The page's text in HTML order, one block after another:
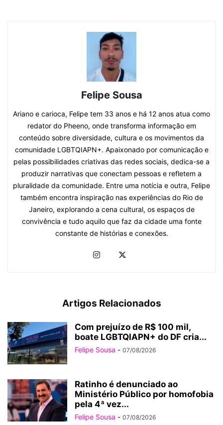
Felipe Sousa
Ariano e carioca, Felipe tem 33 anos e há 12 anos atua como
redator do Pheeno, onde transforma informação em
conteúdo sobre diversidade, cultura e os movimentos da
comunidade LGBTQIAPN+. Apaixonado por comunicação e
pelas possibilidades criativas das redes sociais, dedica-se a
produzir narrativas que conectam pessoas e refletem a
pluralidade da comunidade. Entre uma notícia e outra, Felipe
também encontra inspiração nas experiências do Rio de
Janeiro, explorando a cena cultural, os espaços de
convivência e tudo aquilo que faz da cidade uma fonte
constante de histórias e conexões.
Artigos Relacionados
Com prejuízo de R$ 100 mil,
boate LGBTQIAPN+ do DF cria...
Felipe Sousa - 07/08/2026
Ratinho é denunciado ao
Ministério Público por homofobia
pela 4ª vez...
Felipe Sousa - 07/08/2026